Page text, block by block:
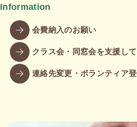
Information
会費納入のお願い
クラス会・同窓会を支援し
連絡先変更・ボランティア